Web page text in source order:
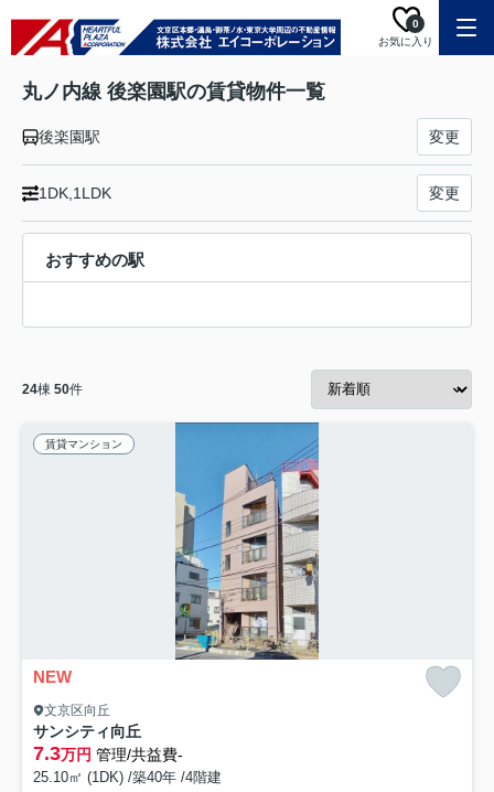
お気に入り
0
丸ノ内線 後楽園駅の賃貸物件一覧
後楽園駅 変更
1DK,1LDK 変更
おすすめの駅
24棟 50件
賃貸マンション
NEW
文京区向丘
サンシティ向丘
7.3万円 管理/共益費-
25.10㎡ (1DK) /築40年 /4階建